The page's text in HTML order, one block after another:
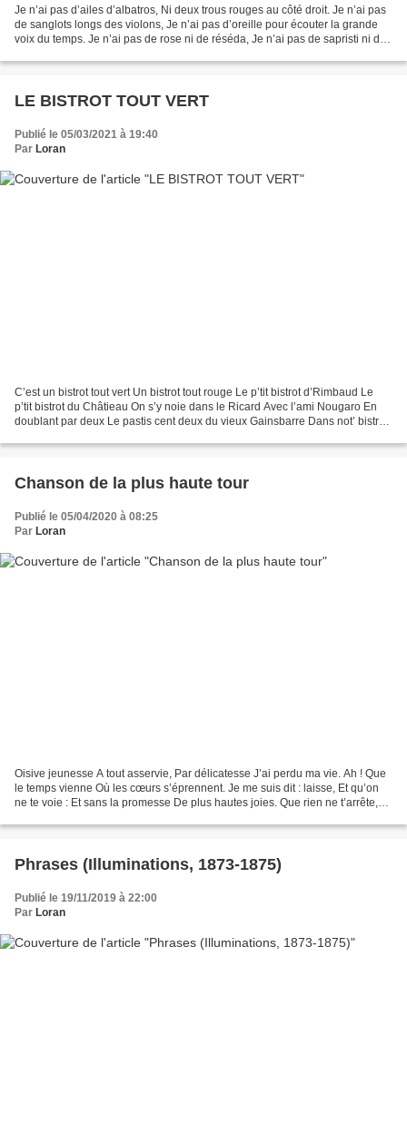
Je n’ai pas d’ailes d’albatros, Ni deux trous rouges au côté droit. Je n’ai pas
de sanglots longs des violons, Je n’ai pas d’oreille pour écouter la grande
voix du temps. Je n’ai pas de rose ni de réséda, Je n’ai pas de sapristi ni de
LE BISTROT TOUT VERT
Publié le 05/03/2021 à 19:40
Par Loran
C’est un bistrot tout vert Un bistrot tout rouge Le p’tit bistrot d’Rimbaud Le
p’tit bistrot du Châtieau On s’y noie dans le Ricard Avec l’ami Nougaro En
doublant par deux Le pastis cent deux du vieux Gainsbarre Dans not’ bistrot
Chanson de la plus haute tour
Publié le 05/04/2020 à 08:25
Par Loran
Oisive jeunesse A tout asservie, Par délicatesse J’ai perdu ma vie. Ah ! Que
le temps vienne Où les cœurs s’éprennent. Je me suis dit : laisse, Et qu’on
ne te voie : Et sans la promesse De plus hautes joies. Que rien ne t’arrête,
Phrases (Illuminations, 1873-1875)
Publié le 19/11/2019 à 22:00
Par Loran